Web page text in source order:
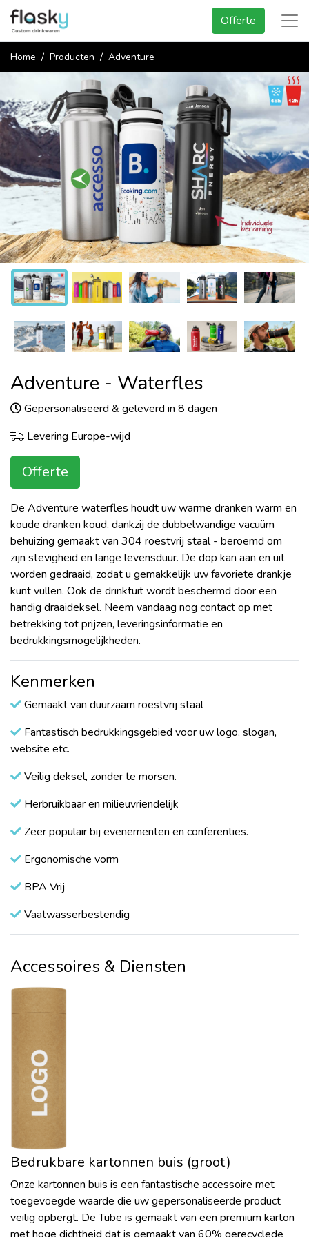
Offerte
Home Producten Adventure
Adventure - Waterfles
Gepersonaliseerd & geleverd in 8 dagen
Levering Europe-wijd
Offerte
De Adventure waterfles houdt uw warme dranken warm en
koude dranken koud, dankzij de dubbelwandige vacuüm
behuizing gemaakt van 304 roestvrij staal - beroemd om
zijn stevigheid en lange levensduur. De dop kan aan en uit
worden gedraaid, zodat u gemakkelijk uw favoriete drankje
kunt vullen. Ook de drinktuit wordt beschermd door een
handig draaideksel. Neem vandaag nog contact op met
betrekking tot prijzen, leveringsinformatie en
bedrukkingsmogelijkheden.
Kenmerken
Gemaakt van duurzaam roestvrij staal
Fantastisch bedrukkingsgebied voor uw logo, slogan,
website etc.
Veilig deksel, zonder te morsen.
Herbruikbaar en milieuvriendelijk
Zeer populair bij evenementen en conferenties.
Ergonomische vorm
BPA Vrij
Vaatwasserbestendig
Accessoires & Diensten
Bedrukbare kartonnen buis (groot)
Onze kartonnen buis is een fantastische accessoire met
toegevoegde waarde die uw gepersonaliseerde product
veilig opbergt. De Tube is gemaakt van een premium karton